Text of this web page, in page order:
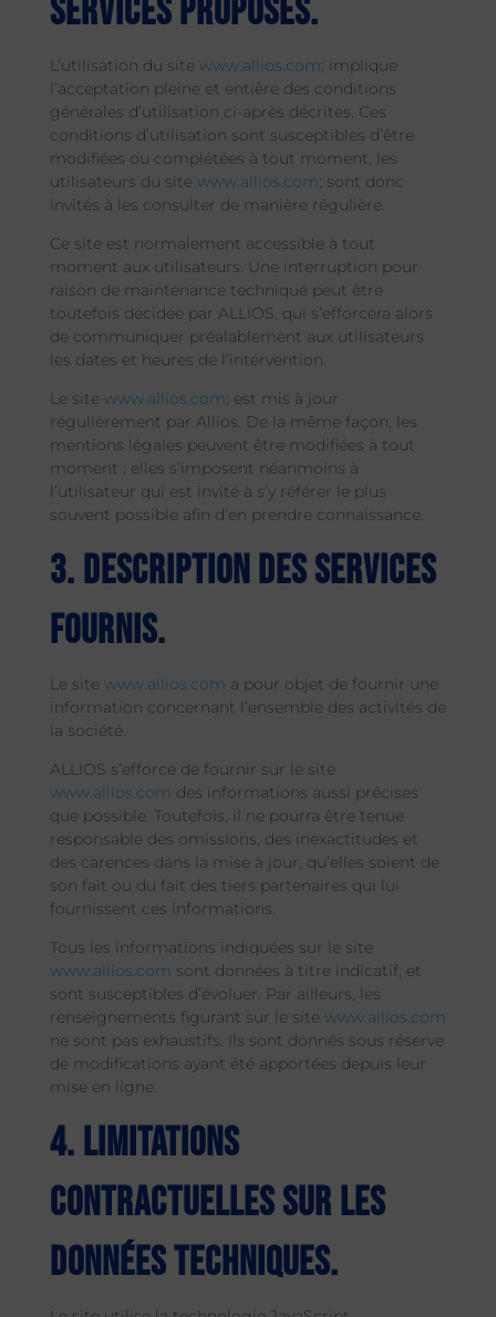
services proposés.
L’utilisation du site www.allios.com; implique
l’acceptation pleine et entière des conditions
générales d’utilisation ci-après décrites. Ces
conditions d’utilisation sont susceptibles d’être
modifiées ou complétées à tout moment, les
utilisateurs du site www.allios.com; sont donc
invités à les consulter de manière régulière.
Ce site est normalement accessible à tout
moment aux utilisateurs. Une interruption pour
raison de maintenance technique peut être
toutefois décidée par ALLIOS, qui s’efforcera alors
de communiquer préalablement aux utilisateurs
les dates et heures de l’intervention.
Le site www.allios.com; est mis à jour
régulièrement par Allios. De la même façon, les
mentions légales peuvent être modifiées à tout
moment : elles s’imposent néanmoins à
l’utilisateur qui est invité à s’y référer le plus
souvent possible afin d’en prendre connaissance.
3. Description des services
fournis.
Le site www.allios.com a pour objet de fournir une
information concernant l’ensemble des activités de
la société.
ALLIOS s’efforce de fournir sur le site
www.allios.com des informations aussi précises
que possible. Toutefois, il ne pourra être tenue
responsable des omissions, des inexactitudes et
des carences dans la mise à jour, qu’elles soient de
son fait ou du fait des tiers partenaires qui lui
fournissent ces informations.
Tous les informations indiquées sur le site
www.allios.com sont données à titre indicatif, et
sont susceptibles d’évoluer. Par ailleurs, les
renseignements figurant sur le site www.allios.com
ne sont pas exhaustifs. Ils sont donnés sous réserve
de modifications ayant été apportées depuis leur
mise en ligne.
4. Limitations
contractuelles sur les
données techniques.